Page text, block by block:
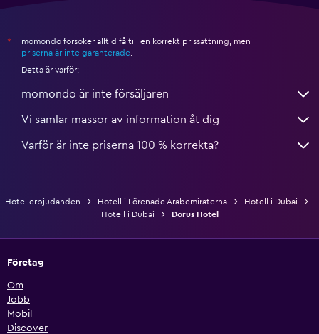
*
momondo försöker alltid få till en korrekt prissättning, men
priserna är inte garanterade
Detta är varför:
momondo är inte försäljaren
Vi samlar massor av information åt dig
Varför är inte priserna 100 % korrekta?
Hotellerbjudanden Hotell i Förenade Arabemiraterna
Hotell i Dubai
Hotell i Dubai
Dorus Hotel
Företag
Om
Jobb
Mobil
Discover